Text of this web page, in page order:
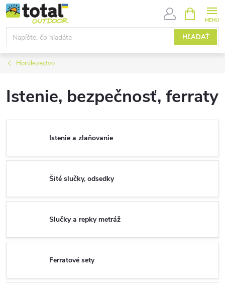
Prejsť
na
obsah
HĽADAŤ
KOŠÍK
Horolezectvo
Istenie, bezpečnosť, ferraty
Istenie a zlaňovanie
Šité slučky, odsedky
Slučky a repky metráž
Ferratové sety